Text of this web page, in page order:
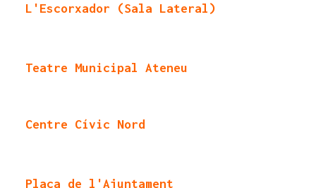
L'Escorxador (Sala Lateral)
Teatre Municipal Ateneu
Centre Cívic Nord
Plaça de l'Ajuntament